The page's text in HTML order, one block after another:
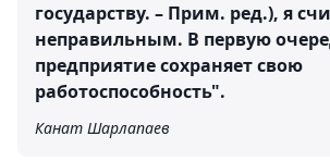
государству. – Прим. ред.), я
неправильным. В первую
предприятие сохраняет свою
работоспособность".
Канат Шарлапаев